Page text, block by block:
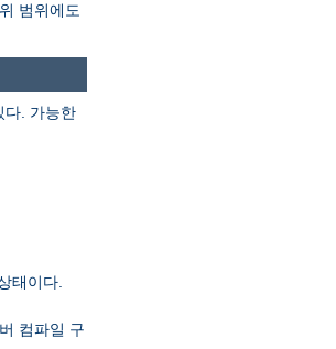
범위에도
다. 가능한
태이다.
컴파일 구